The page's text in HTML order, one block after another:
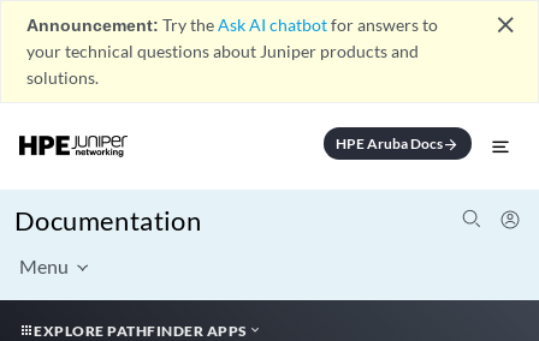
Announcement: Try theAsk AI chatbotfor answers to
your technical questions about Juniper products and
solutions.
close
HPE Aruba Docsarrow_forward
Documentation
Menu
EXPLORE PATHFINDER APPS